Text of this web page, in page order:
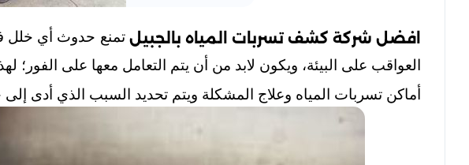
افضل شركة كشف تسربات المياه بالجبيل تمنع حدوث أي خلل
العواقب على البيئة، ويكون لابد من أن يتم التعامل معها على الفور؛
أماكن تسربات المياه وعلاج المشكلة ويتم تحديد السبب الذي أدى إلى